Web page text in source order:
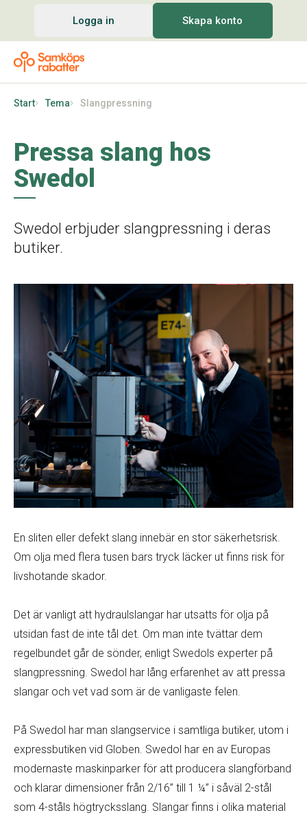
Logga in Skapa konto
Start Tema Slangpressning
Pressa slang hos
Swedol
Swedol erbjuder slangpressning i deras
butiker.
En sliten eller defekt slang innebär en stor säkerhetsrisk.
Om olja med flera tusen bars tryck läcker ut finns risk för
livshotande skador.
Det är vanligt att hydraulslangar har utsatts för olja på
utsidan fast de inte tål det. Om man inte tvättar dem
regelbundet går de sönder, enligt Swedols experter på
slangpressning. Swedol har lång erfarenhet av att pressa
slangar och vet vad som är de vanligaste felen.
På Swedol har man slangservice i samtliga butiker, utom i
expressbutiken vid Globen. Swedol har en av Europas
modernaste maskinparker för att producera slangförband
och klarar dimensioner från 2/16” till 1 ¼” i såväl 2-stål
som 4-ståls högtrycksslang. Slangar finns i olika material